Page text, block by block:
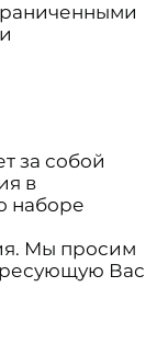
за собой
в
наборе
Мы просим
Вас